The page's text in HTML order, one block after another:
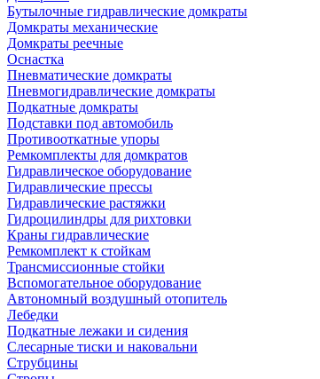
Бутылочные гидравлические домкраты
Домкраты механические
Домкраты реечные
Оснастка
Пневматические домкраты
Пневмогидравлические домкраты
Подкатные домкраты
Подставки под автомобиль
Противооткатные упоры
Ремкомплекты для домкратов
Гидравлическое оборудование
Гидравлические прессы
Гидравлические растяжки
Гидроцилиндры для рихтовки
Краны гидравлические
Ремкомплект к стойкам
Трансмиссионные стойки
Вспомогательное оборудование
Автономный воздушный отопитель
Лебедки
Подкатные лежаки и сидения
Слесарные тиски и наковальни
Струбцины